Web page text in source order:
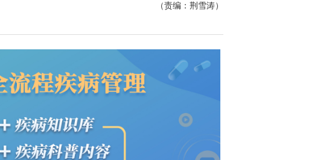
（责编：荆雪涛）